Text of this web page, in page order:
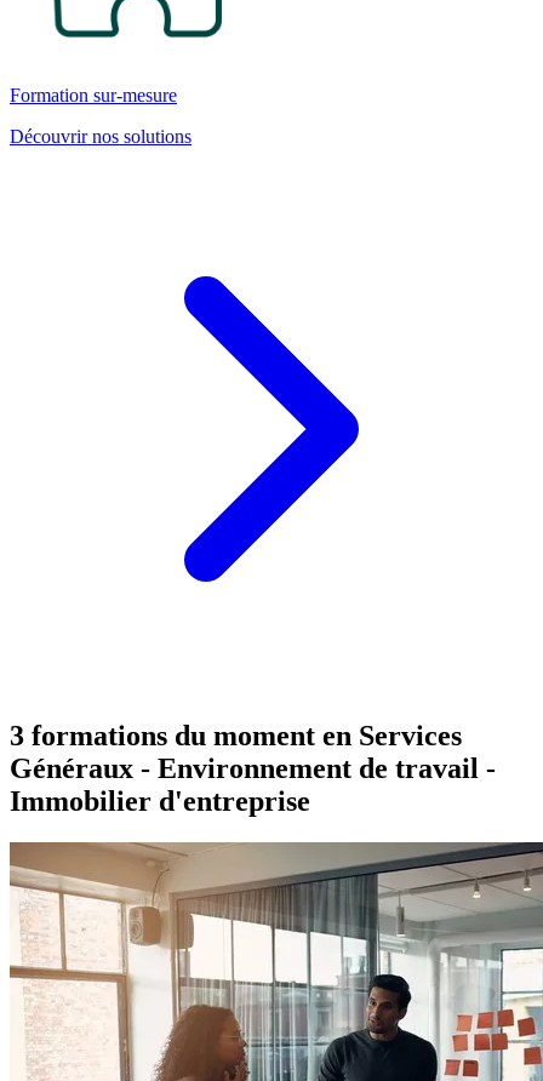
Formation sur-mesure
Découvrir nos solutions
3 formations du moment en Services
Généraux - Environnement de travail -
Immobilier d'entreprise